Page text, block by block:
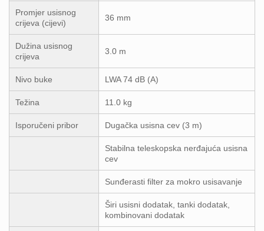
Promjer usisnog
crijeva (cijevi)
36 mm
Dužina usisnog
crijeva
3.0 m
Nivo buke LWA 74 dB (A)
Težina 11.0 kg
Isporučeni pribor Dugačka usisna cev (3 m)
Stabilna teleskopska nerđajuća usisna
cev
Sunđerasti filter za mokro usisavanje
Širi usisni dodatak, tanki dodatak,
kombinovani dodatak